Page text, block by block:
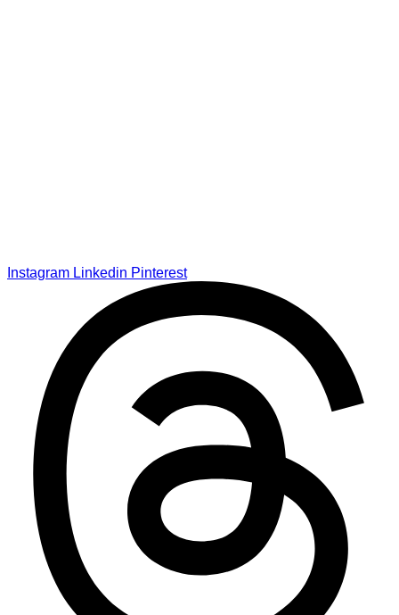
Instagram Linkedin Pinterest